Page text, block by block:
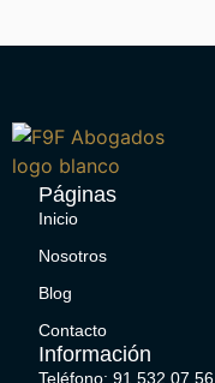
Páginas
Inicio
Nosotros
Blog
Contacto
Información
Teléfono: 91 532 07 56